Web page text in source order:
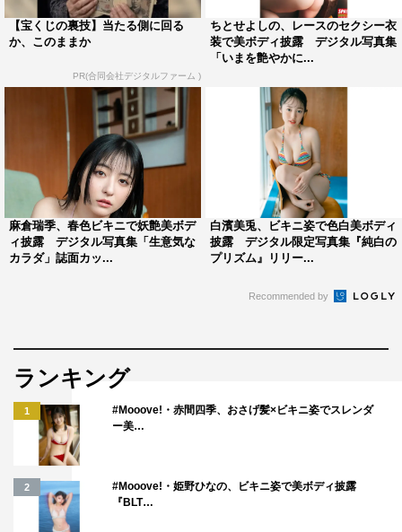
【宝くじの裏技】当たる側に回る
か、このままか
PR(合同会社デジタルファーム )
ちとせよしの、レースのセクシー衣
装で美ボディ披露 デジタル写真集
「いまを艶やかに...
麻倉瑞季、春色ビキニで妖艶美ボデ
ィ披露 デジタル写真集「生意気な
カラダ」誌面カッ...
白濱美兎、ビキニ姿で色白美ボディ
披露 デジタル限定写真集『純白の
プリズム』リリー...
Recommended by
ランキング
1
#Mooove!・赤間四季、おさげ髪×ビキニ姿でスレンダ
ー美…
2
#Mooove!・姫野ひなの、ビキニ姿で美ボディ披露
『BLT…